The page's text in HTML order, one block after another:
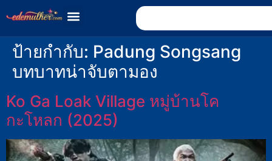
ป้ายกำกับ: Padung Songsang
บทบาทน่าจับตามอง
Ko Ga Loak Village หมู่บ้านโค
กะโหลก (2025)